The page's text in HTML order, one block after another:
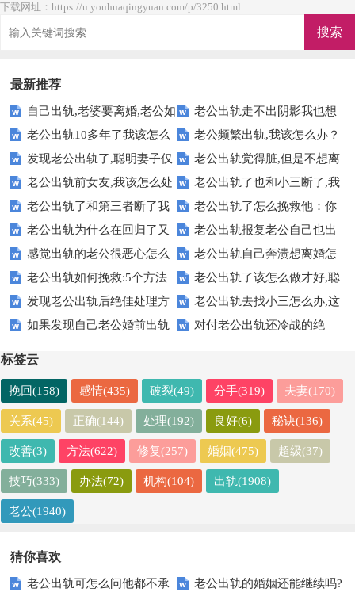
下载网址：https://u.youhuaqingyuan.com/p/3250.html
最新推荐
自己出轨,老婆要离婚,老公如
何挽留【合适做法】
老公出轨走不出阴影我也想
出轨：不要堕落自己
老公出轨10多年了我该怎么
办-学学过来人做法
老公频繁出轨,我该怎么办？
【感情问答】
发现老公出轨了,聪明妻子仅
用4招挽救婚姻
老公出轨觉得脏,但是不想离
婚怎么办 【正确做法】
老公出轨前女友,我该怎么处
理【最妥当的做法】
老公出轨了也和小三断了,我
该不该原谅【真实回答】
老公出轨了和第三者断了我
该怎么做【有效做法】
老公出轨了怎么挽救他：你
可以尝试这样做
老公出轨为什么在回归了又
出轨【真实案例】
老公出轨报复老公自己也出
轨，最后伤害了谁？
感觉出轨的老公很恶心怎么
办【权威回答】
老公出轨自己奔溃想离婚怎
么办【真实案例】
老公出轨如何挽救:5个方法
让他回心转意
老公出轨了该怎么做才好,聪
明老婆这样做
发现老公出轨后绝佳处理方
式【值得收藏】
老公出轨去找小三怎么办,这
5个方法可行
如果发现自己老公婚前出轨
对付老公出轨还冷战的绝
标签云
挽回(158) 感情(435) 破裂(49) 分手(319) 夫妻(170)
关系(45) 正确(144) 处理(192) 良好(6) 秘诀(136)
改善(3) 方法(622) 修复(257) 婚姻(475) 超级(37)
技巧(333) 办法(72) 机构(104) 出轨(1908)
老公(1940)
猜你喜欢
老公出轨可怎么问他都不承 老公出轨的婚姻还能继续吗?